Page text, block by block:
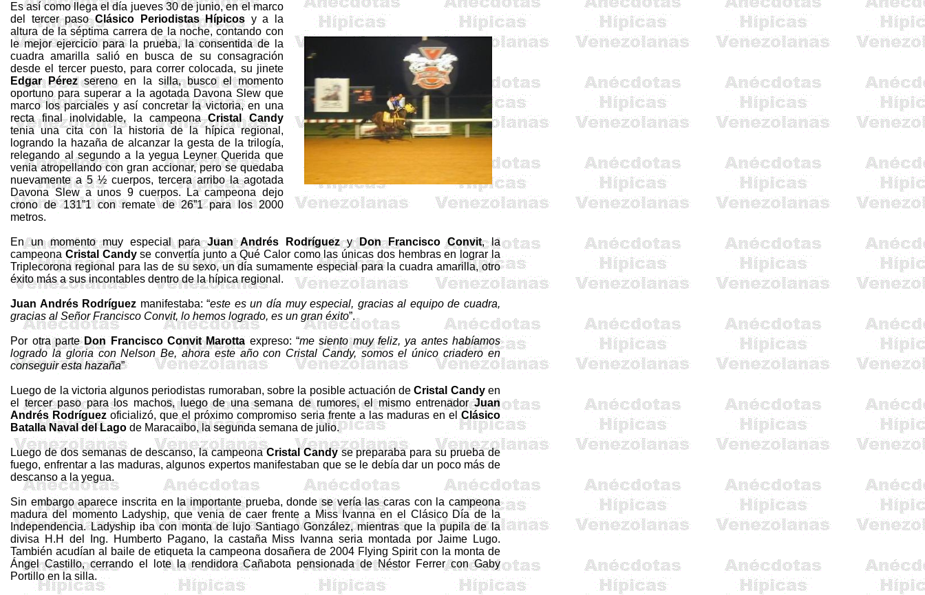
Es así como llega el día jueves 30 de junio, en el marco
del tercer pasoClásico Periodistas Hípicosy a la
altura de la séptima carrera de la noche, contando con
le mejor ejercicio para la prueba, la consentida de la
cuadra amarilla salió en busca de su consagración
desde el tercer puesto, para correr colocada, su jinete
Edgar Pérezsereno en la silla, busco el momento
oportuno para superar a la agotadaDavona Slewque
marco los parciales y así concretar la victoria, en una
recta final inolvidable, la campeonaCristalCandy
tenia una cita con la historia de la hípica regional,
logrando la hazaña de alcanzar la gesta de la trilogía,
relegando al segundo a la yegua LeynerQuerida que
venia atropellando con gran accionar, pero se quedaba
nuevamente a 5 ½ cuerpos, tercera arribo la agotada
Davona Slewa unos 9 cuerpos. La campeona dejo
crono de 131”1 con remate de 26”1 para los2000
metros.
En un momento muy especial paraJuan Andrés RodríguezyDon FranciscoConvit, la
campeona CristalCandyse convertía junto a Qué Calor como las únicas dos hembras en lograrla
Triplecoronaregional para las de su sexo, un día sumamente especial para la cuadra amarilla, otro
éxito más a sus incontables dentro de la hípica regional.
Juan Andrés Rodríguez manifestaba: “este es un día muy especial, gracias al equipo de cuadra,
gracias al Señor Francisco Convit, lo hemos logrado, es un gran éxito”.
Por otra parte Don Francisco Convit Marottaexpreso: “me siento muy feliz, ya antes habíamos
logrado la gloria con Nelson Be, ahora este año con CristalCandy, somos el único criadero en
conseguir esta hazaña”
Luego de la victoria algunos periodistas rumoraban, sobre la posible actuación deCristal Candyen
el tercer paso para los machos, luego de una semana de rumores, el mismo entrenadorJuan
Andrés Rodríguezoficializó, que el próximo compromiso seria frente a las maduras en elClásico
Batalla Naval del Lago de Maracaibo, la segunda semana de julio.
Luegode dossemanasdedescanso, lacampeona Cristal Candysepreparaba para su pruebade
fuego, enfrentara las maduras,algunos expertos manifestaban que se le debía dar un poco más de
descanso a layegua.
Sin embargo aparece inscrita en la importante prueba, donde se vería las caras con la campeona
madura del momento Ladyship, que venia de caer frente a MissIvanna en el Clásico Día dela
Independencia.Ladyshipiba con monta de lujo Santiago González, mientras que la pupila de la
divisa
H.H del Ing. Humberto Pagano, la castaña Miss Ivanna seria montada por Jaime Lugo.
También acudían al baile de etiqueta la campeona dosañera de 2004 Flying Spiritcon la monta de
Ángel Castillo, cerrando el lote la rendidora Cañabota pensionada de Néstor Ferrer conGaby
Portillo en la silla.